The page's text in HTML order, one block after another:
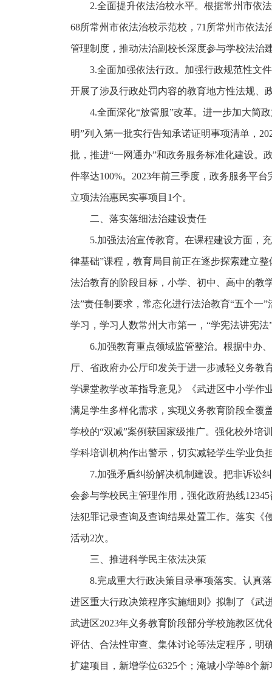
2.全面提升依法治校水平。根据常州市依
68所常州市依法治校示范校，71所常州市依法
管理制度，推动法治副校长深度参与学校法治
3.全面加强依法行政。加强行政规范性文
开展了涉及行政处罚内容的教育地方性法规、
4.全面深化“放管服”改革。进一步加大简
明”列入第一批实行告知承诺证明事项清单，
批，推进“一网通办”和政务服务标准化建设。
件率达100%。2023年前三季度，政务服务平
立项法治惠民实事项目1个。
二、落实落细法治建设责任
5.加强法治宣传教育。在课程建设方面，
律基础”课程，教育局目前正在逐步探索建立
法治教育的阶段目标，小学、初中、高中的教
法”责任制要求，常态化进行法治教育“五个一
学习，学习人数常州大市第一，“学宪法讲宪
6.加强教育重点领域监管整治。根据中办
厅、省政府办公厅印发关于进一步减轻义务教
学课堂教学改革指导意见》《武进区中小学作
满足学生多样化需求，实现义务教育阶段全覆
学校的“双减”案例获国家级推广。强化校外培
学科培训机构作出警示，切实减轻学生学业负
7.加强矛盾纠纷解决机制建设。把非诉讼
会参与学校民主管理作用，强化政府热线
法犯罪记录查询及查询结果处置工作。落实《
活动2次。
三、推进科学民主依法决策
8.完成重大行政决策目录事项落实。认真
进区重大行政决策程序实施细则》拟制了《武
武进区2023年义务教育阶段部分学校施教区
评估、合法性审查、集体讨论等法定程序，明
扩建项目，新增学位6325个；淹城小学等8个